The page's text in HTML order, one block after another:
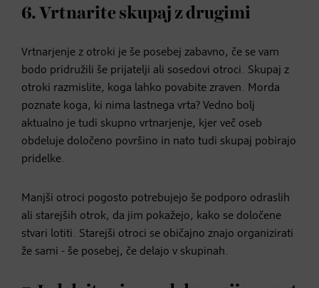
6. Vrtnarite skupaj z drugimi
Vrtnarjenje z otroki je še posebej zabavno, če se vam
bodo pridružili še prijatelji ali sosedovi otroci. Skupaj z
otroki razmislite, koga lahko povabite zraven. Morda
poznate koga, ki nima lastnega vrta? Vedno bolj
aktualno je tudi skupno vrtnarjenje, kjer več oseb
obdeluje določeno površino in nato tudi skupaj pobirajo
pridelke.
Manjši otroci pogosto potrebujejo še podporo odraslih
ali starejših otrok, da jim pokažejo, kako se določene
stvari lotiti. Starejši otroci se običajno znajo organizirati
že sami - še posebej, če delajo v skupinah.